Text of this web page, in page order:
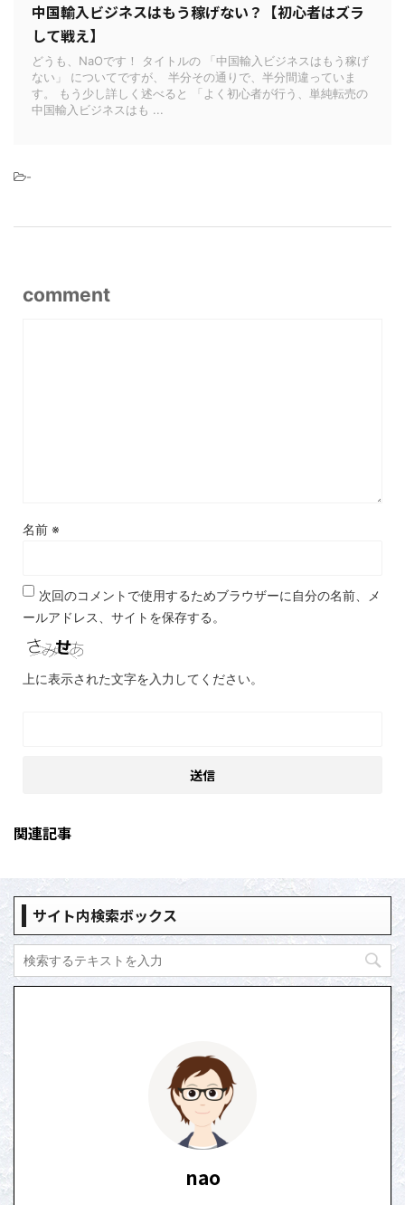
中国輸入ビジネスはもう稼げない？【初心者はズラ
して戦え】
どうも、NaOです！ タイトルの 「中国輸入ビジネスはもう稼げ
ない」 についてですが、 半分その通りで、半分間違っていま
す。 もう少し詳しく述べると 「よく初心者が行う、単純転売の
中国輸入ビジネスはも ...
-
comment
名前 ※
次回のコメントで使用するためブラウザーに自分の名前、メ
ールアドレス、サイトを保存する。
上に表示された文字を入力してください。
関連記事
サイト内検索ボックス
nao